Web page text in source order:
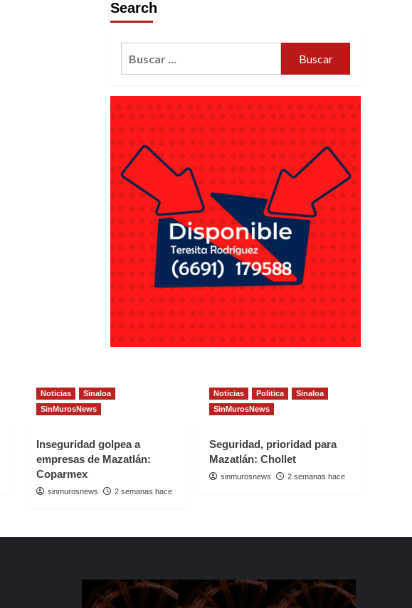
Search
Noticias
Sinaloa
SinMurosNews
Inseguridad golpea a
empresas de Mazatlán:
Coparmex
sinmurosnews 2 semanas hace
Noticias Politica
Sinaloa
SinMurosNews
Seguridad, prioridad para
Mazatlán: Chollet
sinmurosnews 2 semanas hace